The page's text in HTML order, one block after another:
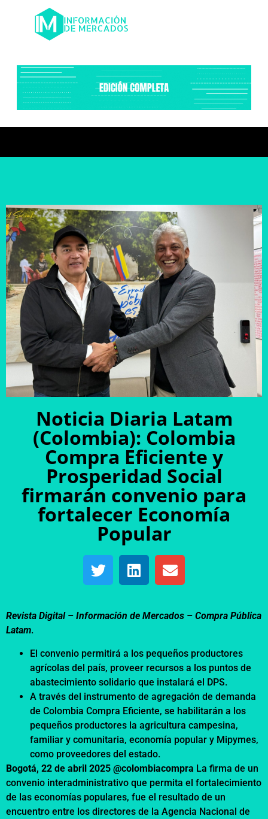
Noticia Diaria Latam
(Colombia): Colombia
Compra Eficiente y
Prosperidad Social
firmarán convenio para
fortalecer Economía
Popular
Revista Digital – Información de Mercados – Compra Pública
Latam.
El convenio permitirá a los pequeños productores
agrícolas del país, proveer recursos a los puntos de
abastecimiento solidario que instalará el DPS.
A través del instrumento de agregación de demanda
de Colombia Compra Eficiente, se habilitarán a los
pequeños productores la agricultura campesina,
familiar y comunitaria, economía popular y Mipymes,
como proveedores del estado.
Bogotá, 22 de abril 2025 @colombiacompra La firma de un
convenio interadministrativo que permita el fortalecimiento
de las economías populares, fue el resultado de un
encuentro entre los directores de la Agencia Nacional de